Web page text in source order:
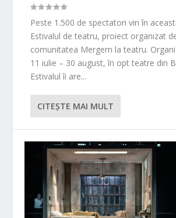
Peste 1.500 de spectatori vin în
Estivalul de teatru, proiect organizat
comunitatea Mergem la teatru.
11 iulie – 30 august, în opt teatre din
Estivalul îi are...
CITEŞTE MAI MULT